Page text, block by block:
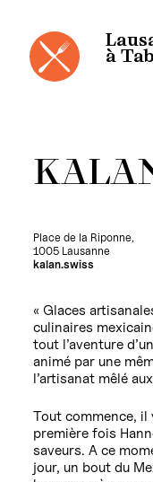
à
Place de la Riponne,
1005 Lausanne
kalan.swiss
« Glaces
culinaires
tout l’aventure
animé par une
l’artisanat mêlé
Tout commence, il
première fois
saveurs. A ce
jour, un bout du